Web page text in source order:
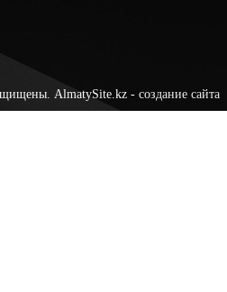
AlmatySite.kz - создание сайта